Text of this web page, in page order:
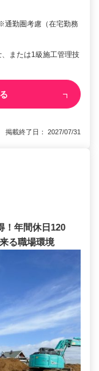
通勤圏考慮（在宅勤務
、または1級施工管理技
載終了日： 2027/07/31
！年間休日120
る職場環境